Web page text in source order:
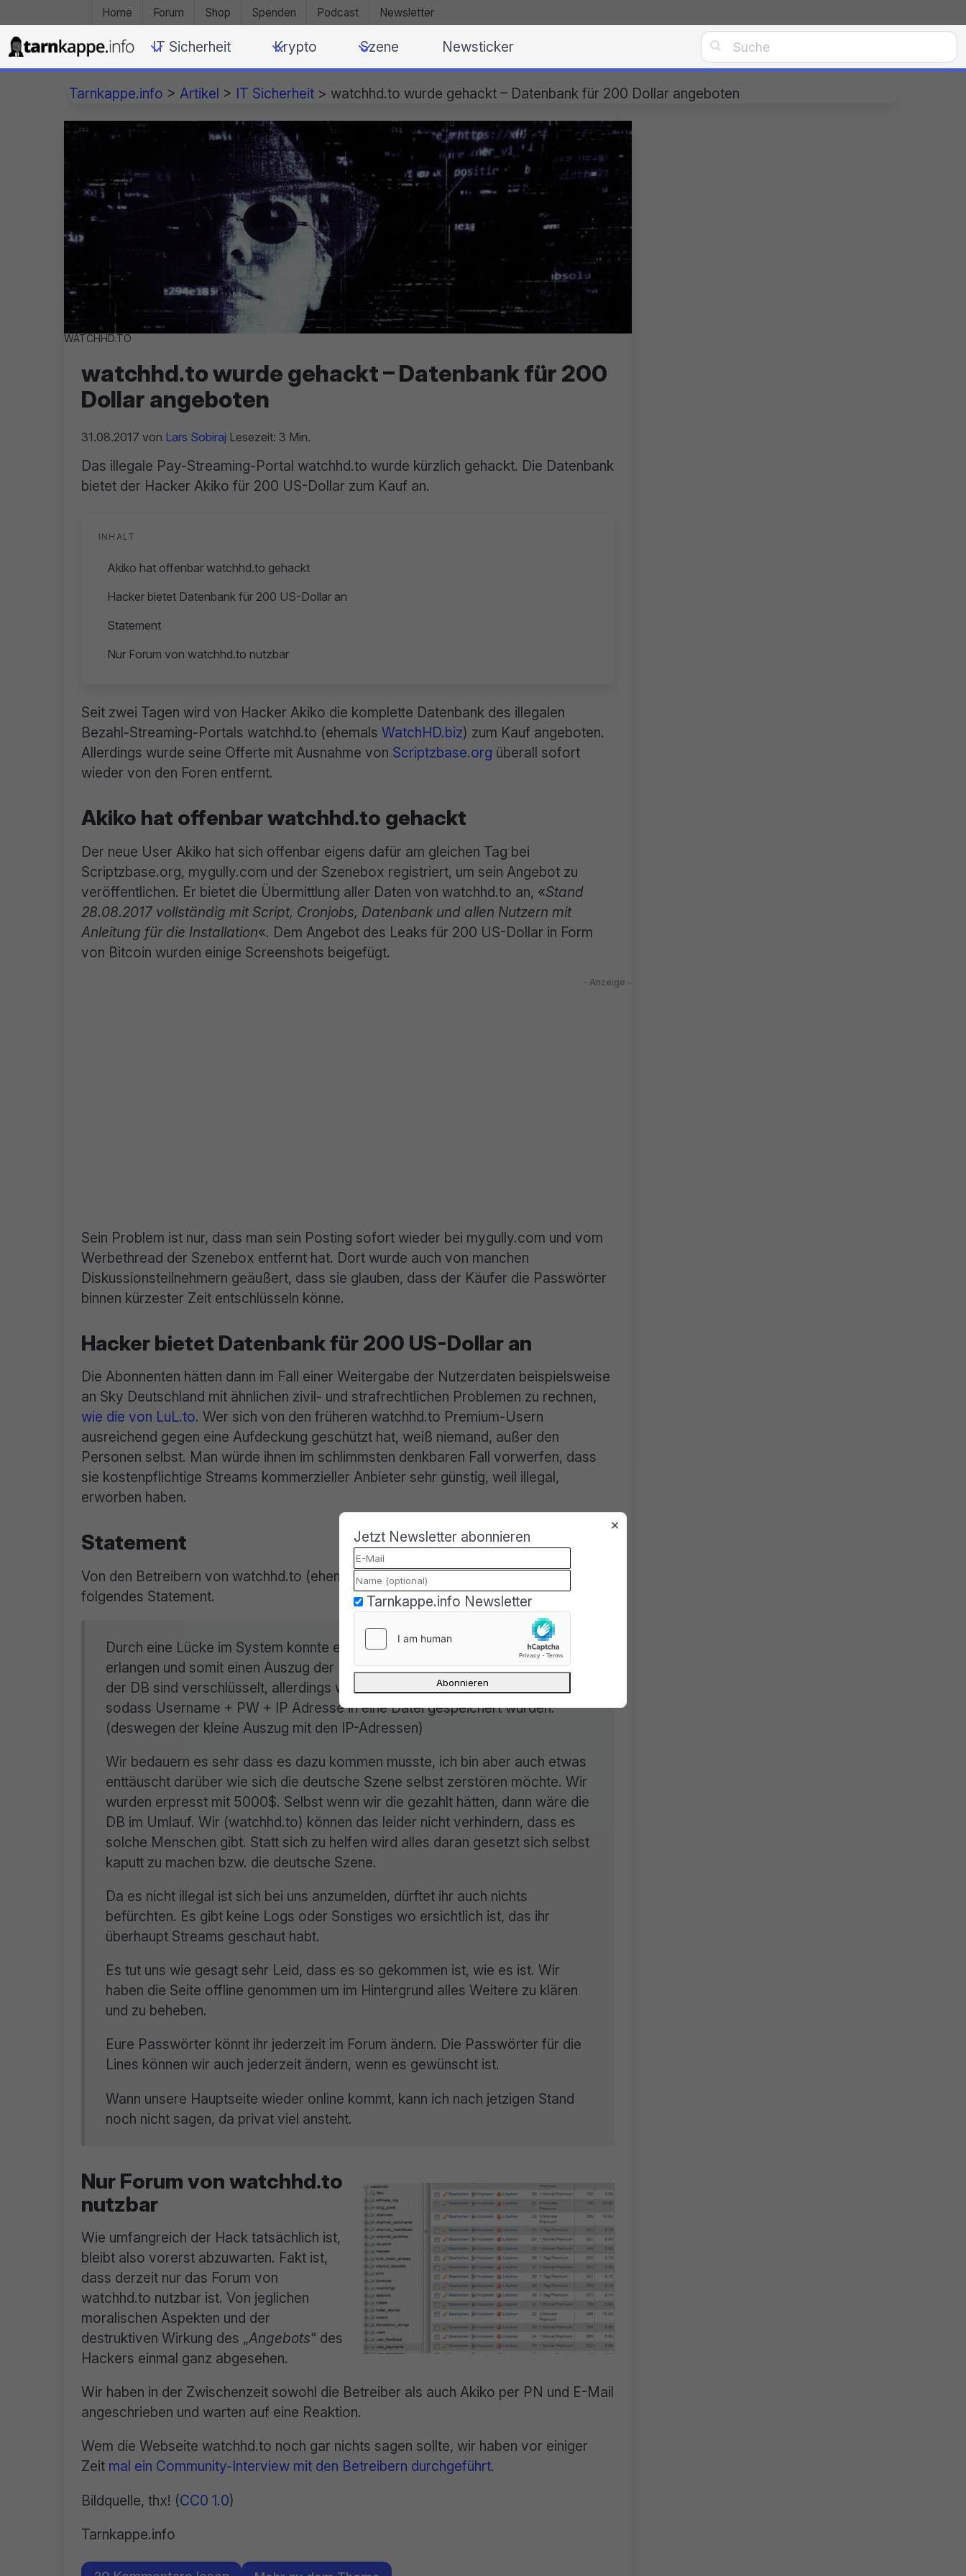
Home Forum Shop Spenden Podcast Newsletter
IT Sicherheit Krypto Szene Newsticker 
Tarnkappe.info > Artikel > IT Sicherheit > watchhd.to wurde gehackt – Datenbank für 200 Dollar angeboten
WATCHHD.TO
watchhd.to wurde gehackt – Datenbank für 200
Dollar angeboten
31.08.2017 von Lars Sobiraj Lesezeit: 3 Min.
Das illegale Pay-Streaming-Portal watchhd.to wurde kürzlich gehackt. Die Datenbank
bietet der Hacker Akiko für 200 US-Dollar zum Kauf an.
INHALT
Akiko hat offenbar watchhd.to gehackt
Hacker bietet Datenbank für 200 US-Dollar an
Statement
Nur Forum von watchhd.to nutzbar
Seit zwei Tagen wird von Hacker Akiko die komplette Datenbank des illegalen
Bezahl-Streaming-Portals watchhd.to (ehemals WatchHD.biz) zum Kauf angeboten.
Allerdings wurde seine Offerte mit Ausnahme von Scriptzbase.org überall sofort
wieder von den Foren entfernt.
Akiko hat offenbar watchhd.to gehackt
Der neue User Akiko hat sich offenbar eigens dafür am gleichen Tag bei
Scriptzbase.org, mygully.com und der Szenebox registriert, um sein Angebot zu
veröffentlichen. Er bietet die Übermittlung aller Daten von watchhd.to an, «Stand
28.08.2017 vollständig mit Script, Cronjobs, Datenbank und allen Nutzern mit
Anleitung für die Installation«. Dem Angebot des Leaks für 200 US-Dollar in Form
von Bitcoin wurden einige Screenshots beigefügt.
Sein Problem ist nur, dass man sein Posting sofort wieder bei mygully.com und vom
Werbethread der Szenebox entfernt hat. Dort wurde auch von manchen
Diskussionsteilnehmern geäußert, dass sie glauben, dass der Käufer die Passwörter
binnen kürzester Zeit entschlüsseln könne.
Hacker bietet Datenbank für 200 US-Dollar an
Die Abonnenten hätten dann im Fall einer Weitergabe der Nutzerdaten beispielsweise
an Sky Deutschland mit ähnlichen zivil- und strafrechtlichen Problemen zu rechnen,
wie die von LuL.to. Wer sich von den früheren watchhd.to Premium-Usern
ausreichend gegen eine Aufdeckung geschützt hat, weiß niemand, außer den
Personen selbst. Man würde ihnen im schlimmsten denkbaren Fall vorwerfen, dass
sie kostenpflichtige Streams kommerzieller Anbieter sehr günstig, weil illegal,
erworben haben.
Statement
Von den Betreibern von watchhd.to (ehemals WatchHD.biz) erfolgte gestern Abend
folgendes Statement.
Durch eine Lücke im System konnte ein Angreifer Zugriff auf unser System
erlangen und somit einen Auszug der Datenbank anfertigen. Die Passwörter in
der DB sind verschlüsselt, allerdings wurde eine Login-Datei so modifiziert
sodass Username + PW + IP Adresse in eine Datei gespeichert wurden.
(deswegen der kleine Auszug mit den IP-Adressen)
Wir bedauern es sehr dass es dazu kommen musste, ich bin aber auch etwas
enttäuscht darüber wie sich die deutsche Szene selbst zerstören möchte. Wir
wurden erpresst mit 5000$. Selbst wenn wir die gezahlt hätten, dann wäre die
DB im Umlauf. Wir (watchhd.to) können das leider nicht verhindern, dass es
solche Menschen gibt. Statt sich zu helfen wird alles daran gesetzt sich selbst
kaputt zu machen bzw. die deutsche Szene.
Da es nicht illegal ist sich bei uns anzumelden, dürftet ihr auch nichts
befürchten. Es gibt keine Logs oder Sonstiges wo ersichtlich ist, das ihr
überhaupt Streams geschaut habt.
Es tut uns wie gesagt sehr Leid, dass es so gekommen ist, wie es ist. Wir
haben die Seite offline genommen um im Hintergrund alles Weitere zu klären
und zu beheben.
Eure Passwörter könnt ihr jederzeit im Forum ändern. Die Passwörter für die
Lines können wir auch jederzeit ändern, wenn es gewünscht ist.
Wann unsere Hauptseite wieder online kommt, kann ich nach jetzigen Stand
noch nicht sagen, da privat viel ansteht.
Nur Forum von watchhd.to
nutzbar
Wie umfangreich der Hack tatsächlich ist,
bleibt also vorerst abzuwarten. Fakt ist,
dass derzeit nur das Forum von
watchhd.to nutzbar ist. Von jeglichen
moralischen Aspekten und der
destruktiven Wirkung des „Angebots“ des
Hackers einmal ganz abgesehen.
Wir haben in der Zwischenzeit sowohl die Betreiber als auch Akiko per PN und E-Mail
angeschrieben und warten auf eine Reaktion.
Wem die Webseite watchhd.to noch gar nichts sagen sollte, wir haben vor einiger
Zeit mal ein Community-Interview mit den Betreibern durchgeführt.
Bildquelle, thx! (CC0 1.0)
Tarnkappe.info
×
Jetzt Newsletter abonnieren
Tarnkappe.info Newsletter